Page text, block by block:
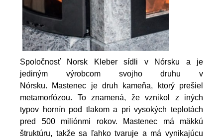
Spoločnosť Norsk Kleber sídli v Nórsku a je
jediným výrobcom svojho druhu v
Nórsku. Mastenec je druh kameňa, ktorý prešiel
metamorfózou. To znamená, že vznikol z iných
typov hornín pod tlakom a pri vysokých teplotách
pred 500 miliónmi rokov. Mastenec má mäkkú
štruktúru, takže sa ľahko tvaruje a má vynikajúcu